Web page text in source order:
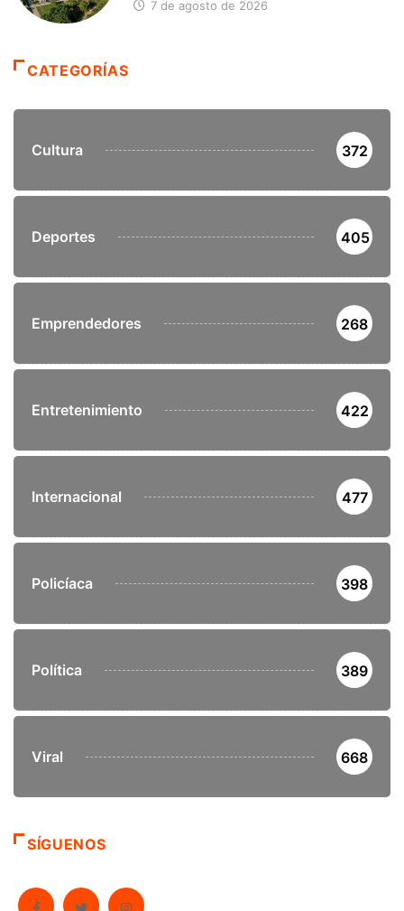
7 de agosto de 2026
CATEGORÍAS
Cultura 372
Deportes 405
Emprendedores 268
Entretenimiento 422
Internacional 477
Policíaca 398
Política 389
Viral 668
SÍGUENOS